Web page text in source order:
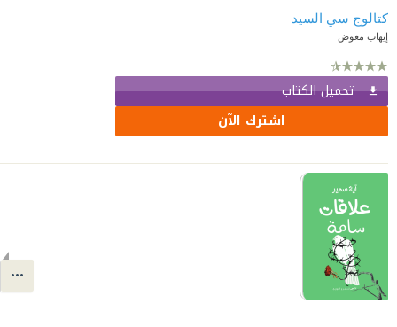
كتالوج سي السيد
إيهاب معوض
تحميل الكتاب
اشترك الآن